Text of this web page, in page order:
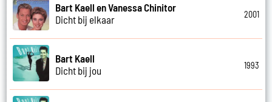
Bart Kaell en Vanessa Chinitor
Dicht bij elkaar
2001
Bart Kaell
Dicht bij jou
1993